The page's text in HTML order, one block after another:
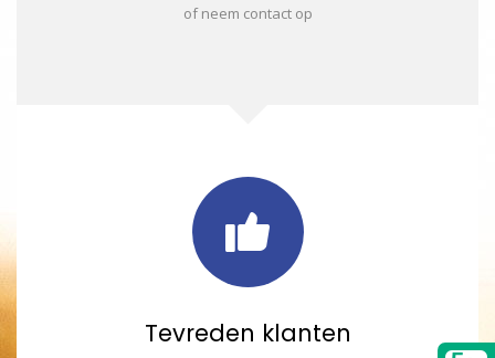
of neem contact op
Tevreden klanten